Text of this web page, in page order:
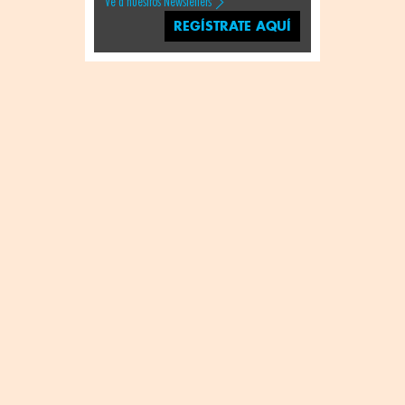
REGÍSTRATE AQUÍ